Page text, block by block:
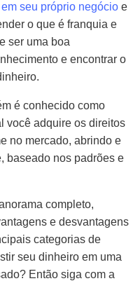
seu próprio negócio e
o que é franquia e
ser uma boa
e encontrar o
é conhecido como
você adquire os direitos
no mercado, abrindo e
baseado nos padrões e
completo,
e desvantagens
categorias de
seu dinheiro em uma
Então siga com a